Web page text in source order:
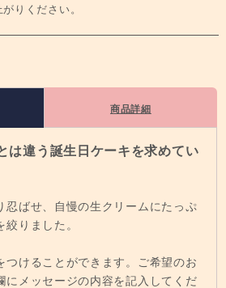
りください。
商品詳細
は違う誕生日ケーキを求めてい
忍ばせ、自慢の生クリームにたっぷ
絞りました。
つけることができます。ご希望のお
にメッセージの内容を記入してくだ